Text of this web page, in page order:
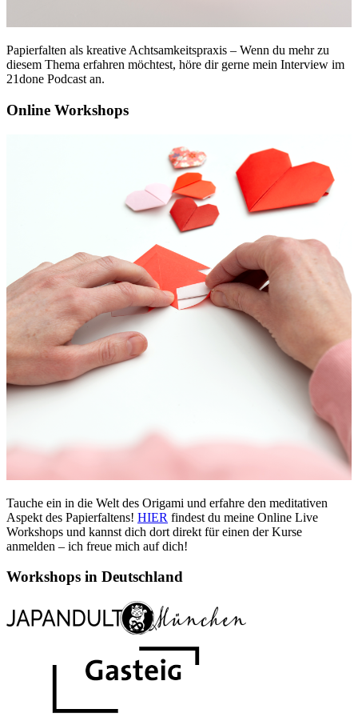
Papierfalten als kreative Achtsamkeitspraxis – Wenn du mehr zu
diesem Thema erfahren möchtest, höre dir gerne mein Interview im
21done Podcast an.
Online Workshops
Tauche ein in die Welt des Origami und erfahre den meditativen
Aspekt des Papierfaltens! HIER findest du meine Online Live
Workshops und kannst dich dort direkt für einen der Kurse
anmelden – ich freue mich auf dich!
Workshops in Deutschland